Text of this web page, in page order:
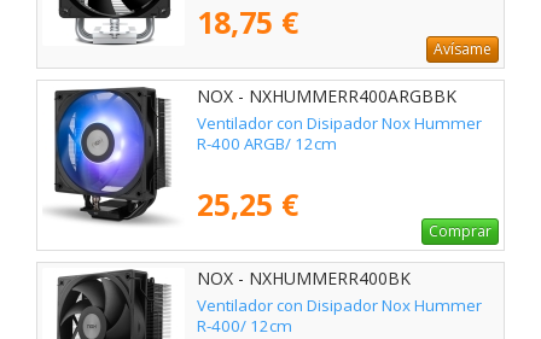
18,75 €
Avísame
NOX - NXHUMMERR400ARGBBK
Ventilador con Disipador Nox Hummer
R-400 ARGB/ 12cm
25,25 €
Comprar
NOX - NXHUMMERR400BK
Ventilador con Disipador Nox Hummer
R-400/ 12cm